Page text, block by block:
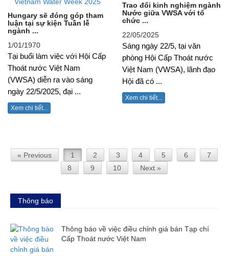
Hungary sẽ đóng góp tham
luận tại sự kiện Tuần lễ
ngành ...
1/01/1970
Tại buổi làm việc với Hội Cấp
Thoát nước Việt Nam
(VWSA) diễn ra vào sáng
ngày 22/5/2025, đại ...
Xem chi tiết...
Trao đổi kinh nghiệm ngành
Nước giữa VWSA với tổ
chức ...
22/05/2025
Sáng ngày 22/5, tại văn
phòng Hội Cấp Thoát nước
Việt Nam (VWSA), lãnh đạo
Hội đã có ...
Xem chi tiết...
« Previous 1 2 3 4 5 6
7
8
9 10 Next »
Thông báo
Thông báo về việc điều chỉnh giá bán Tạp chí
Cấp Thoát nước Việt Nam